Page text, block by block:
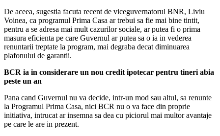
De aceea, sugestia facuta recent de viceguvernatorul BNR, Liviu
Voinea, ca programul Prima Casa ar trebui sa fie mai bine tintit,
pentru a se adresa mai mult cazurilor sociale, ar putea fi o prima
masura eficienta pe care Guvernul ar putea sa o ia in vederea
renuntarii treptate la program, mai degraba decat diminuarea
plafonului de garantii.
BCR ia in considerare un nou credit ipotecar pentru tineri abia
peste un an
Pana cand Guvernul nu va decide, intr-un mod sau altul, sa renunte
la Programul Prima Casa, nici BCR nu o va face din proprie
initiativa, intrucat ar insemna sa dea cu piciorul mai multor avantaje
pe care le are in prezent.